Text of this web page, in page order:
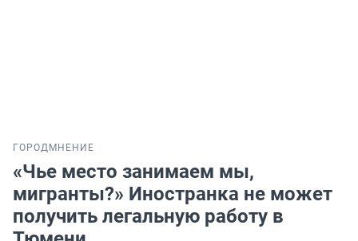
ГОРОД МНЕНИЕ
«Чье место занимаем мы,
мигранты?» Иностранка не может
получить легальную работу в